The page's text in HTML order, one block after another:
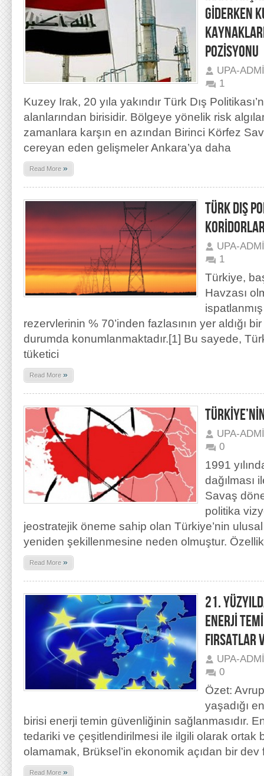
GİDERKEN
POZİSYONU
UPA-
1
Kuzey Irak, 20 yıla yakındır Türk Dış
alanlarından birisidir. Bölgeye yönelik risk
zamanlara karşın en azından Birinci Körfez
cereyan eden gelişmeler Ankara’ya daha
Read More »
TÜRK DIŞ
UPA-
1
Türkiye,
Havzası
rezervlerinin % 70’inden fazlasının yer aldığı
durumda konumlanmaktadır.[1] Bu sayede,
tüketici
Read More »
UPA-
0
1991
dağılması
Savaş
politika
jeostratejik öneme sahip olan Türkiye’nin
yeniden şekillenmesine neden olmuştur.
Read More »
21.
ENERJİ
FIRSATLAR
UPA-
0
Özet:
yaşadığı
birisi enerji temin güvenliğinin sağlanmasıdır.
tedariki ve çeşitlendirilmesi ile ilgili olarak ortak
olamamak, Brüksel’in ekonomik açıdan bir dev
Read More »